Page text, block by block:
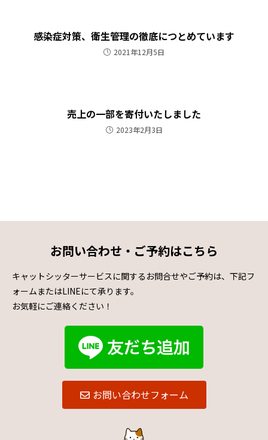
感染症対策、衛生管理の徹底につとめています
2021年12月5日
売上の一部を寄付いたしました
2023年2月3日
お問い合わせ・ご予約はこちら
キャットシッターサービスに関するお問合せやご予約は、下記フ
ォームまたはLINEにて承ります。
お気軽にご連絡ください！
お問い合わせフォーム